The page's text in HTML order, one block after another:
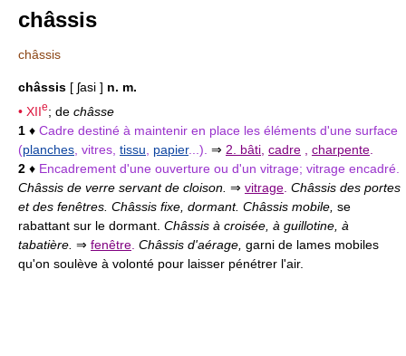
châssis
châssis
châssis [ ʃasi ] n. m.
• XIIe; de châsse
1 ♦ Cadre destiné à maintenir en place les éléments d'une surface
(planches , vitres, tissu papier...). ⇒ 2. bâti cadre charpente
2 ♦ Encadrement d'une ouverture ou d'un vitrage; vitrage encadré.
Châssis de verre servant de cloison. ⇒ vitrage Châssis des portes
et des fenêtres. Châssis fixe, dormant. Châssis mobile, se
rabattant sur le dormant. Châssis à croisée, à guillotine, à
tabatière. ⇒ fenêtre Châssis d'aérage, garni de lames mobiles
qu'on soulève à volonté pour laisser pénétrer l'air.